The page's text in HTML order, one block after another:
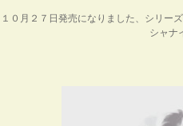
１０月２７日発売になりました、シリー
シャナ